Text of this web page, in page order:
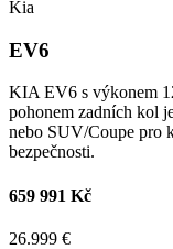
Kia
EV6
KIA EV6 s výkonem
pohonem zadních kol
nebo SUV/Coupe pro
bezpečnosti.
659 991 Kč
26.999 €